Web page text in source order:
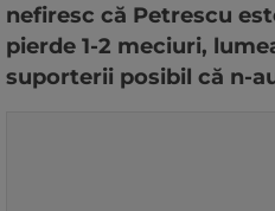
nefiresc că Petrescu
pierde 1-2 meciuri,
suporterii posibil că n-